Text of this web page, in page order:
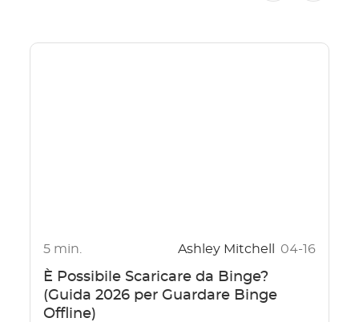
5 min. Ashley Mitchell 04-16
È Possibile Scaricare da Binge?
(Guida 2026 per Guardare Binge
Offline)